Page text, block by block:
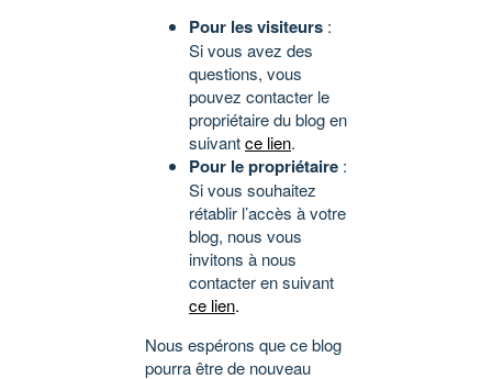
Pour les visiteurs :
Si vous avez des
questions, vous
pouvez contacter le
propriétaire du blog en
suivantce lien.
Pour le propriétaire :
Si vous souhaitez
rétablir l’accès à votre
blog, nous vous
invitons à nous
contacter en suivant
ce lien.
Nous espérons que ce blog
pourra être de nouveau